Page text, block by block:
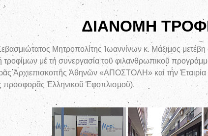
ΔΙΑΝΟΜΗ
Μητροπολίτης Ἰωαννίνων κ. Μάξιμος
μέ τή συνεργασία τοῦ φιλανθρωπικοῦ
Ἀρχιεπισκοπῆς Ἀθηνῶν «ΑΠΟΣΤΟΛΗ» καί τήν
προσφορᾶς Ἑλληνικοῦ Ἐφοπλισμοῦ).